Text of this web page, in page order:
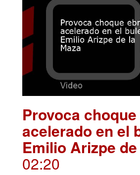
Provoca
acelerado en el
Emilio Arizpe
02:20